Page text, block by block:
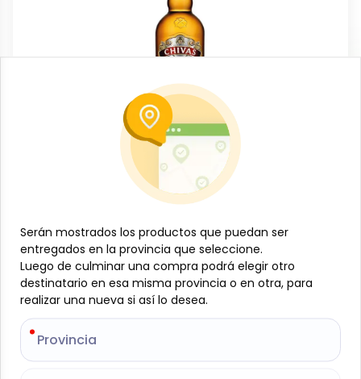
Whisky Chivas Regal 12 Años, 700 ml
$3645
Especificaciones
Este producto está limitado a los usuarios mayores de 21 años
Serán mostrados los productos que puedan ser
entregados en la provincia que seleccione.
Luego de culminar una compra podrá elegir otro
destinatario en esa misma provincia o en otra, para
realizar una nueva si así lo desea.
Provincia
Serán mostrados los productos que puedan ser
entregados en la provincia que seleccione.
Luego de culminar una compra podrá elegir otro
destinatario en esa misma provincia o en otra, para
realizar una nueva si así lo desea.
Provincia